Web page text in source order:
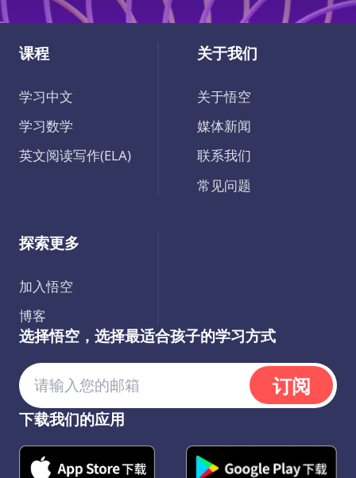
课程
学习中文
学习数学
英文阅读写作(ELA)
关于我们
关于悟空
媒体新闻
联系我们
常见问题
探索更多
加入悟空
博客
选择悟空，选择最适合孩子的学习方式
订阅
下载我们的应用